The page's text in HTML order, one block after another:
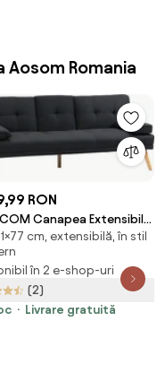
Romania
RON
Canapea Extensibilă
2 Brațe Detașabile
pentru Pahare,
cm, Gri antracit |
Romania
cm, extensibilă, în stil
în 2 e-shop-uri
(2)
Livrare gratuită